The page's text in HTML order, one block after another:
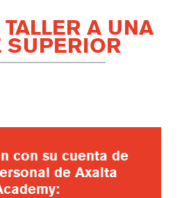
A UNA
SUPERIOR
con su cuenta de
de Axalta